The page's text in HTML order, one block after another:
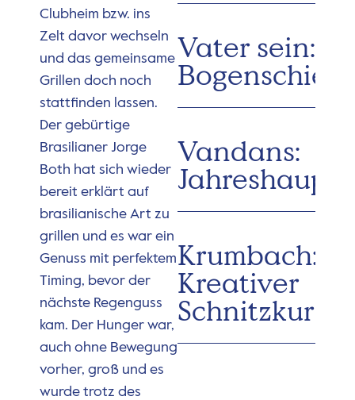
Clubheim bzw. ins
Zelt davor wechseln
und das gemeinsame
Grillen doch noch
stattfinden lassen.
Der gebürtige
Brasilianer Jorge
Both hat sich wieder
bereit erklärt auf
brasilianische Art zu
grillen und es war ein
Genuss mit perfektem
Timing, bevor der
nächste Regenguss
kam. Der Hunger war,
auch ohne Bewegung
vorher, groß und es
wurde trotz des
Vater sein:
Vandans:
Krumbach:
Kreativer
Schnitzkurs